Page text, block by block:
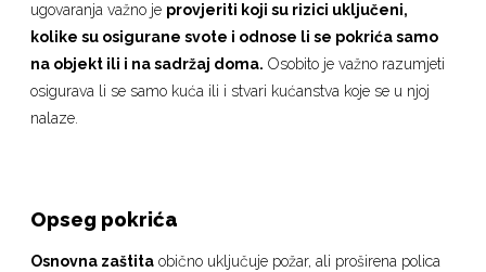
ugovaranja važno je provjeriti koji su rizici uključeni,
kolike su osigurane svote i odnose li se pokrića samo
na objekt ili i na sadržaj doma. Osobito je važno razumjeti
osigurava li se samo kuća ili i stvari kućanstva koje se u njoj
nalaze.
Opseg pokrića
Osnovna zaštita obično uključuje požar, ali proširena polica